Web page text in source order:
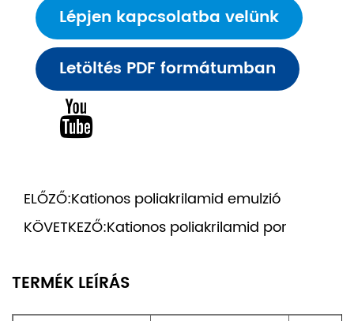
Lépjen kapcsolatba velünk
Letöltés PDF formátumban
ELŐZŐ:Kationos poliakrilamid emulzió
KÖVETKEZŐ:Kationos poliakrilamid por
TERMÉK LEÍRÁS